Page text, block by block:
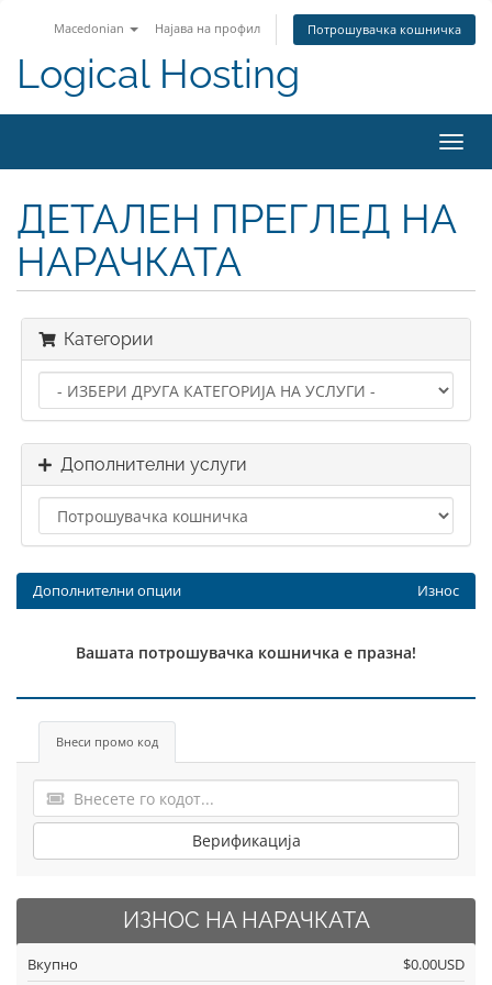
Macedonian Најава на профил Потрошувачка кошничка
Logical Hosting
ДЕТАЛЕН ПРЕГЛЕД НА
НАРАЧКАТА
Категории
Дополнителни услуги
Дополнителни опции Износ
Вашата потрошувачка кошничка е празна!
Внеси промо код
Верификација
ИЗНОС НА НАРАЧКАТА
Вкупно $0.00USD